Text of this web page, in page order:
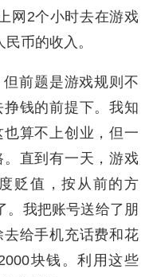
网2个小时去在游戏
币的收入。
前题是游戏规则不
钱的前提下。我知
算不上创业，但一
直到有一天，游戏
贬值，按从前的方
。我把账号送给了朋
给手机充话费和花
块钱。利用这些